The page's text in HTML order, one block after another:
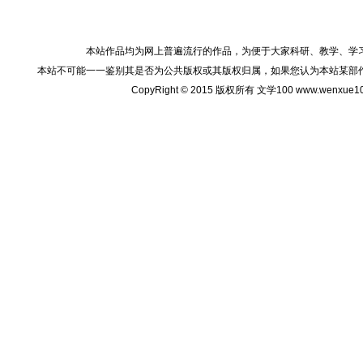
本站作品均为网上普遍流行的作品，为便于大家科研、教学、
本站不可能一一鉴别其是否为公共版权或其版权归属，如果您认为本站某
CopyRight © 2015 版权所有 文学100